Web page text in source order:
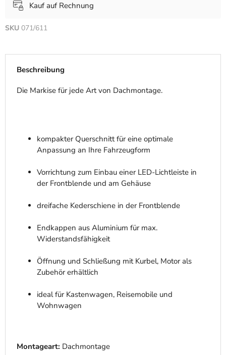
Kauf auf Rechnung
SKU 071/611
Beschreibung
Die Markise für jede Art von Dachmontage.
kompakter Querschnitt für eine optimale
Anpassung an Ihre Fahrzeugform
Vorrichtung zum Einbau einer LED-Lichtleiste in
der Frontblende und am Gehäuse
dreifache Kederschiene in der Frontblende
Endkappen aus Aluminium für max.
Widerstandsfähigkeit
Öffnung und Schließung mit Kurbel, Motor als
Zubehör erhältlich
ideal für Kastenwagen, Reisemobile und
Wohnwagen
Montageart: Dachmontage